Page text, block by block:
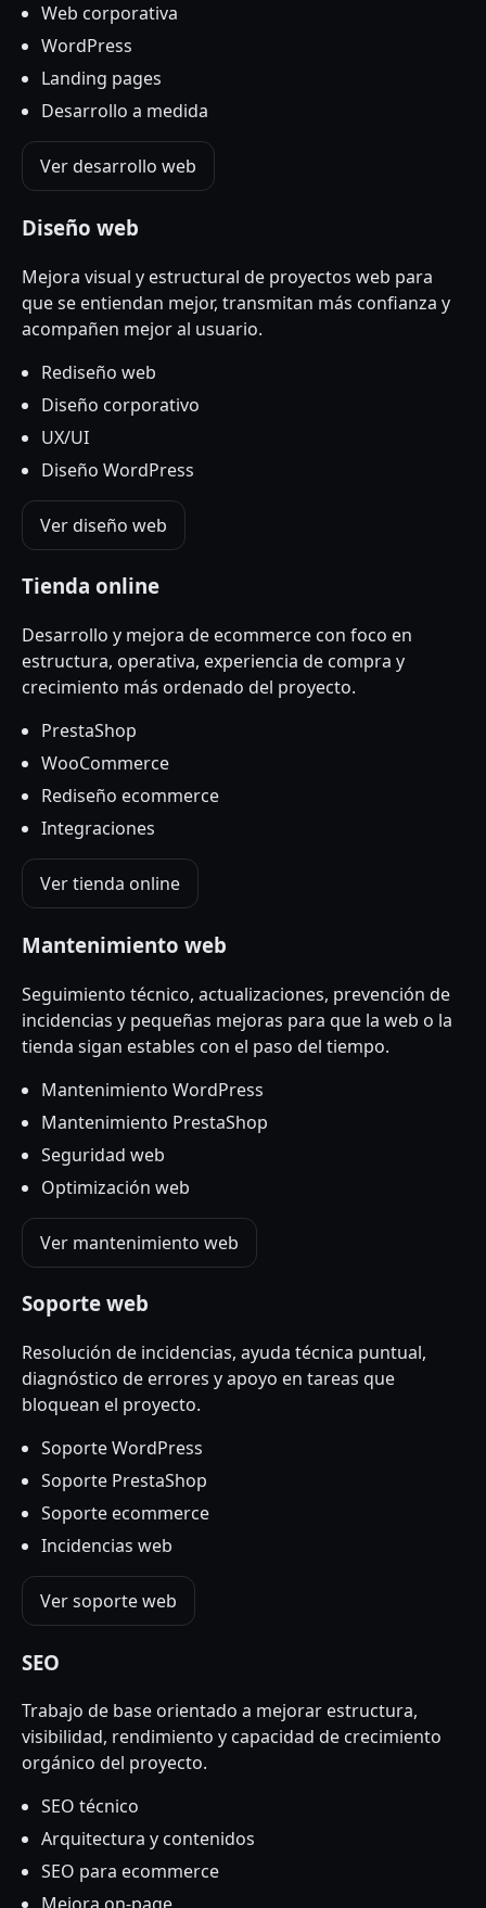
Web corporativa
WordPress
Landing pages
Desarrollo a medida
Ver desarrollo web
Diseño web
Mejora visual y estructural de proyectos web para
que se entiendan mejor, transmitan más confianza y
acompañen mejor al usuario.
Rediseño web
Diseño corporativo
UX/UI
Diseño WordPress
Ver diseño web
Tienda online
Desarrollo y mejora de ecommerce con foco en
estructura, operativa, experiencia de compra y
crecimiento más ordenado del proyecto.
PrestaShop
WooCommerce
Rediseño ecommerce
Integraciones
Ver tienda online
Mantenimiento web
Seguimiento técnico, actualizaciones, prevención de
incidencias y pequeñas mejoras para que la web o la
tienda sigan estables con el paso del tiempo.
Mantenimiento WordPress
Mantenimiento PrestaShop
Seguridad web
Optimización web
Ver mantenimiento web
Soporte web
Resolución de incidencias, ayuda técnica puntual,
diagnóstico de errores y apoyo en tareas que
bloquean el proyecto.
Soporte WordPress
Soporte PrestaShop
Soporte ecommerce
Incidencias web
Ver soporte web
SEO
Trabajo de base orientado a mejorar estructura,
visibilidad, rendimiento y capacidad de crecimiento
orgánico del proyecto.
SEO técnico
Arquitectura y contenidos
SEO para ecommerce